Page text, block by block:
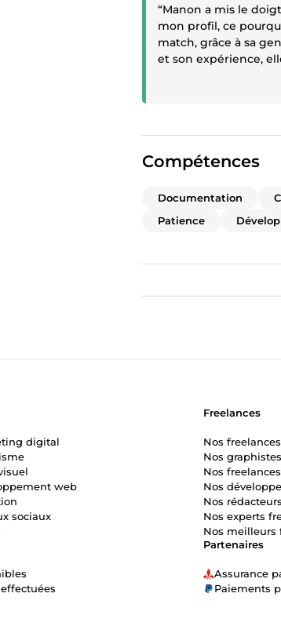
“Manon a mis le
mon profil, ce
match, grâce à sa
et son expérience,
Merci Manon pour
Compétences
Documentation
Patience
Partenaires
Assurance
Paiements
digital
web
sociaux
Freelances
Nos
Nos
Nos
Nos
Nos
Nos experts
Nos meilleurs